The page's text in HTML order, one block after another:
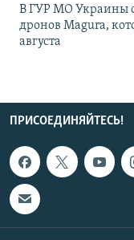
В ГУР МО Украины
дронов Magura,
августа
ПРИСОЕДИНЯЙТЕСЬ!